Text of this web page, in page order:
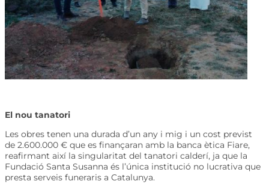
El nou tanatori
Les obres tenen una durada d’un any i mig i un cost previst
de 2.600.000 € que es finançaran amb la banca ètica Fiare,
reafirmant així la singularitat del tanatori calderí, ja que la
Fundació Santa Susanna és l’única institució no lucrativa que
presta serveis funeraris a Catalunya.